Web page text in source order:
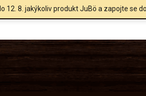
8. jakýkoliv produkt JuBö a zapojte se